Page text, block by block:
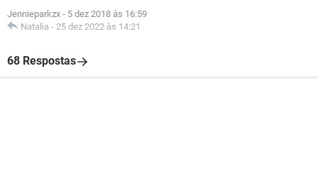
Jennieparkzx - 5 dez 2018 às 16:59
Natalia - 25 dez 2022 às 14:21
68 Respostas